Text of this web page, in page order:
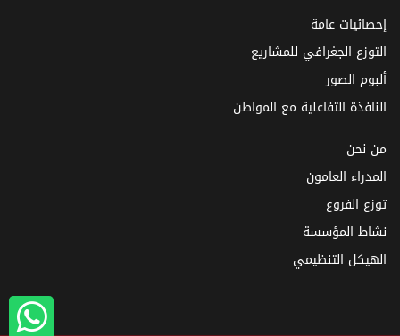
إحصائيات عامة
التوزع الجغرافي للمشاريع
ألبوم الصور
النافذة التفاعلية مع المواطن
من نحن
المدراء العامون
توزع الفروع
نشاط المؤسسة
الهيكل التنظيمي